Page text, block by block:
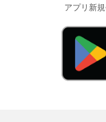
アプリ新